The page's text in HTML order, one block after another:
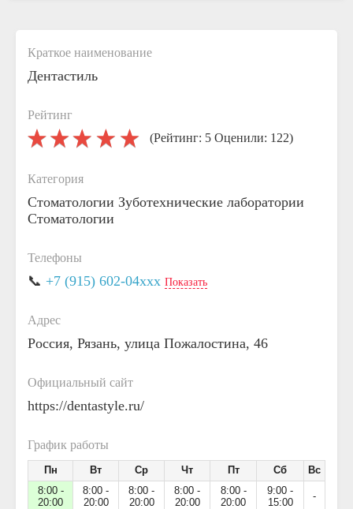
Краткое наименование
Дентастиль
Рейтинг
(Рейтинг: 5 Оценили: 122)
Категория
Стоматологии Зуботехнические лаборатории
Стоматологии
Телефоны
📞 +7 (915) 602-04xxx Показать
Адрес
Россия, Рязань, улица Пожалостина, 46
Официальный сайт
https://dentastyle.ru/
График работы
Пн Вт Ср Чт Пт Сб
Вс
8:00 -
20:00
8:00 -
20:00
8:00 -
20:00
8:00 -
20:00
8:00 -
20:00
9:00 -
15:00
-